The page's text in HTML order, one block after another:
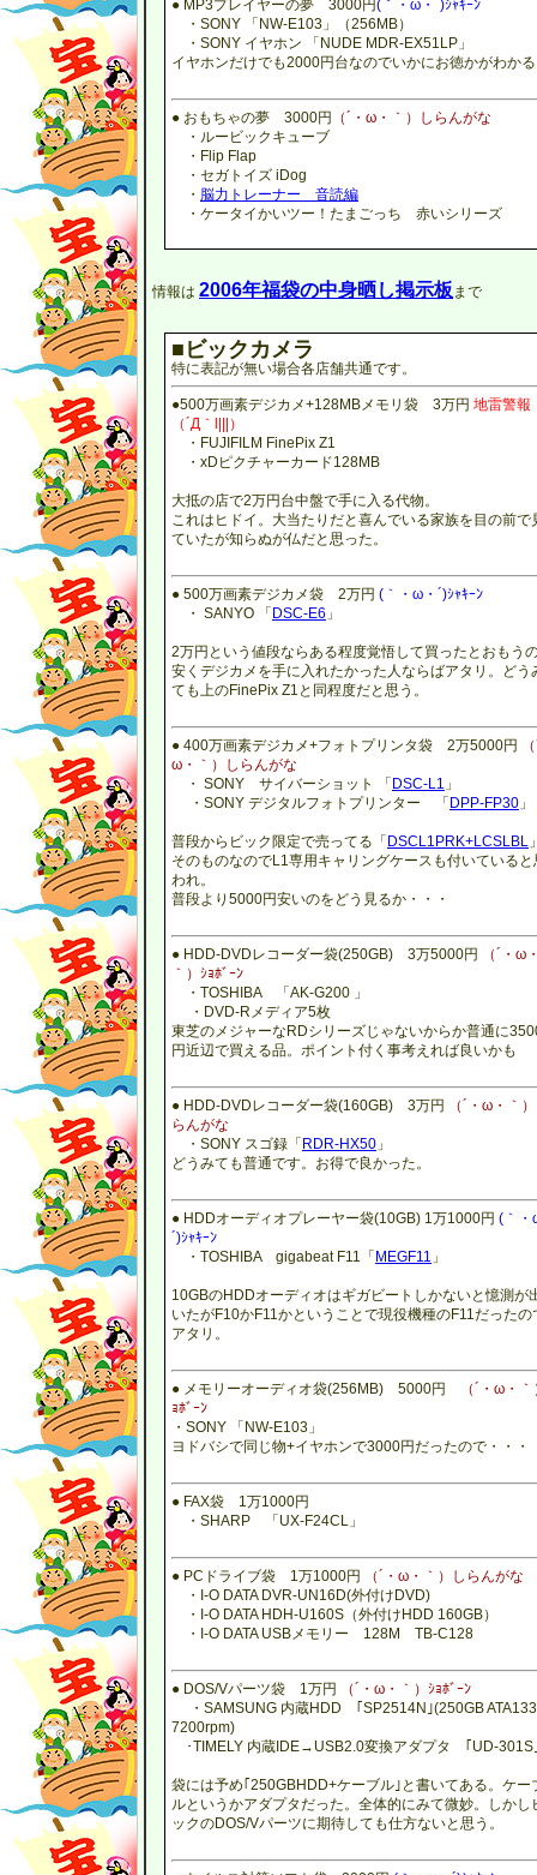
● MP3プレイヤーの夢 3000円(｀・ω・´)ｼｬｷｰﾝ
・SONY 「NW-E103」（256MB）
・SONY イヤホン 「NUDE MDR-EX51LP」
イヤホンだけでも2000円台なのでいかにお徳かがわか
● おもちゃの夢 3000円 （´・ω・｀）しらんがな
・ルービックキューブ
・Flip Flap
・セガトイズ iDog
・ 脳力トレーナー 音読編
・ケータイかいツー！たまごっち 赤いシリーズ
情報は 2006年福袋の中身晒し掲示板 まで
■ビックカメラ
特に表記が無い場合各店舗共通です。
●500万画素デジカメ+128MBメモリ袋 3万円 地雷警報
（´Д｀l|||）
・FUJIFILM FinePix Z1
・xDピクチャーカード128MB
大抵の店で2万円台中盤で手に入る代物。
これはヒドイ。大当たりだと喜んでいる家族を目の前で
ていたが知らぬが仏だと思った。
● 500万画素デジカメ袋 2万円 (｀・ω・´)ｼｬｷｰﾝ
・ SANYO 「DSC-E6 」
2万円という値段ならある程度覚悟して買ったとおもう
安くデジカメを手に入れたかった人ならばアタリ。どう
ても上のFinePix Z1と同程度だと思う。
● 400万画素デジカメ+フォトプリンタ袋 2万5000円
ω・｀）しらんがな
・ SONY サイバーショット 「DSC-L1 」
・SONY デジタルフォトプリンター 「DPP-FP30 」
普段からビック限定で売ってる「DSCL1PRK+LCSLBL
そのものなのでL1専用キャリングケースも付いていると
われ。
普段より5000円安いのをどう見るか・・・
● HDD-DVDレコーダー袋(250GB) 3万5000円
（´・ω
｀）ｼｮﾎﾞｰﾝ
・TOSHIBA 「AK-G200 」
・DVD-Rメディア5枚
東芝のメジャーなRDシリーズじゃないからか普通に
円近辺で買える品。ポイント付く事考えれば良いかも
● HDD-DVDレコーダー袋(160GB) 3万円
（´・ω・｀
らんがな
・SONY スゴ録「RDR-HX50 」
どうみても普通です。お得で良かった。
● HDDオーディオプレーヤー袋(10GB) 1万1000円 (｀・
´)ｼｬｷｰﾝ
・TOSHIBA gigabeat F11「MEGF11 」
10GBのHDDオーディオはギガビートしかないと憶測が
いたがF10かF11かということで現役機種のF11だったの
アタリ。
● メモリーオーディオ袋(256MB) 5000円 （´・ω・｀
ｮﾎﾞｰﾝ
・SONY 「NW-E103」
ヨドバシで同じ物+イヤホンで3000円だったので・・・
● FAX袋 1万1000円
・SHARP 「UX-F24CL」
● PCドライブ袋 1万1000円
（´・ω・｀）しらんがな
・I-O DATA DVR-UN16D(外付けDVD)
・I-O DATA HDH-U160S（外付けHDD 160GB）
・I-O DATA USBメモリー 128M TB-C128
● DOS/Vパーツ袋 1万円
（´・ω・｀）ｼｮﾎﾞｰﾝ
・SAMSUNG 内蔵HDD ｢SP2514N｣(250GB ATA133
7200rpm)
･TIMELY 内蔵IDE→USB2.0変換アダプタ ｢UD-301S
袋には予め｢250GBHDD+ケーブル｣と書いてある。ケー
ルというかアダプタだった。全体的にみて微妙。しかし
ックのDOS/Vパーツに期待しても仕方ないと思う。